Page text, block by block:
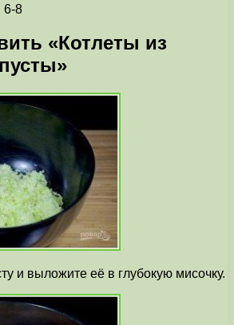
6-8
«Котлеты из
и выложите её в глубокую мисочку.